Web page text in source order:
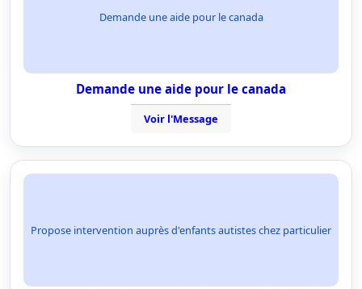
Demande une aide pour le canada
Demande une aide pour le canada
Voir l'Message
Propose intervention auprès d'enfants autistes chez particulier